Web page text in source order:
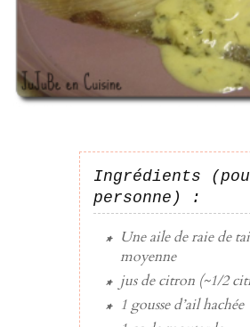
Ingrédients
personne) :
Uneaile de raie de
moyenne
jus de citron (~1/2
1 gousse d’ailhachée